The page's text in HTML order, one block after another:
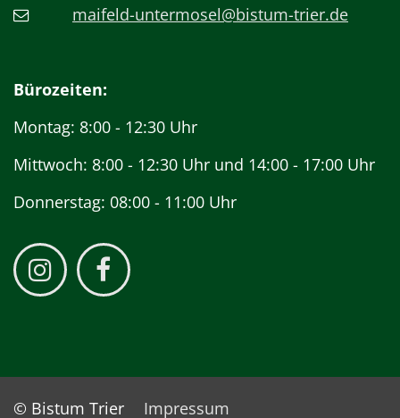
maifeld-untermosel@bistum-trier.de
Bürozeiten:
Montag: 8:00 - 12:30 Uhr
Mittwoch: 8:00 - 12:30 Uhr und 14:00 - 17:00 Uhr
Donnerstag: 08:00 - 11:00 Uhr
© Bistum Trier Impressum